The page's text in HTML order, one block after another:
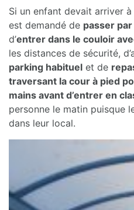
Si un enfant devait arriver à
est demandé de passer
d’entrer dans le couloir
les distances de sécurité,
parking habituel et de
traversant la cour à pied
mains avant d’entrer en
personne le matin puisque
dans leur local.